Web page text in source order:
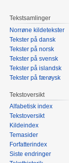
Tekstsamlinger
Norrøne kildetekster
Tekster på dansk
Tekster på norsk
Tekster på svensk
Tekster på islandsk
Tekster på færøysk
Tekstoversikt
Alfabetisk index
Tekstoversikt
Kildeindex
Temasider
Forfatterindex
Siste endringer